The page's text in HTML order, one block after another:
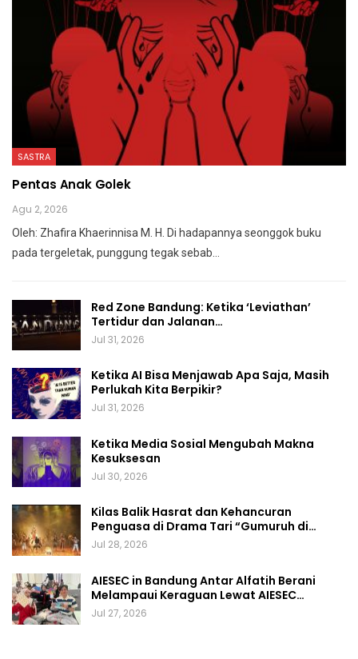
SASTRA
Pentas Anak Golek
Agu 2, 2026
Oleh: Zhafira Khaerinnisa M. H.
Di hadapannya seonggok buku
pada tergeletak, punggung tegaksebab
Red Zone Bandung: Ketika ‘Leviathan’
Tertidur dan Jalanan…
Jul 31, 2026
Ketika AI Bisa Menjawab Apa Saja, Masih
Perlukah Kita Berpikir?
Jul 31, 2026
Ketika Media Sosial Mengubah Makna
Kesuksesan
Jul 30, 2026
Kilas Balik Hasrat dan Kehancuran
Penguasa di Drama Tari “Gumuruh di…
Jul 28, 2026
AIESEC in Bandung Antar Alfatih Berani
Melampaui Keraguan Lewat AIESEC…
Jul 27, 2026